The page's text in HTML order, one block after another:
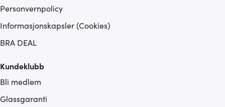
Personvernpolicy
Informasjonskapsler (Cookies)
BRA DEAL
Kundeklubb
Bli medlem
Glassgaranti